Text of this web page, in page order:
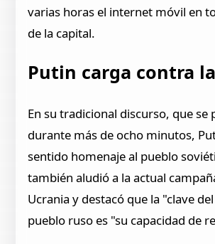
varias horas el internet móvil en
de la capital.
Putin carga contra la
En su tradicional discurso, que se
durante más de ocho minutos,
sentido homenaje al pueblo
también aludió a la actual
Ucrania y destacó que la "clave
pueblo ruso es "su capacidad de